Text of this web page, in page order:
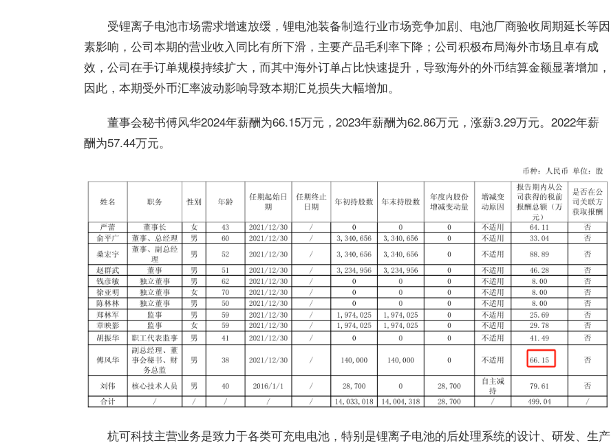
受锂离子电池市场需求增速放缓，锂电池装备制造行业市场竞争加剧、电池厂商验收周期延长等因
素影响，公司本期的营业收入同比有所下滑，主要产品毛利率下降；公司积极布局海外市场且卓有成
效，公司在手订单规模持续扩大，而其中海外订单占比快速提升，导致海外的外币结算金额显著增加，
因此，本期受外币汇率波动影响导致本期汇兑损失大幅增加。
董事会秘书傅风华2024年薪酬为66.15万元，2023年薪酬为62.86万元，涨薪3.29万元。2022年薪
酬为57.44万元。
杭可科技主营业务是致力于各类可充电电池，特别是锂离子电池的后处理系统的设计、研发、生产